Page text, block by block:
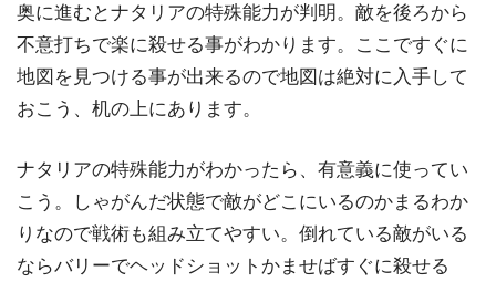
奥に進むとナタリアの特殊能力が判明。敵を後ろから
不意打ちで楽に殺せる事がわかります。ここですぐに
地図を見つける事が出来るので地図は絶対に入手して
おこう、机の上にあります。
ナタリアの特殊能力がわかったら、有意義に使ってい
こう。しゃがんだ状態で敵がどこにいるのかまるわか
りなので戦術も組み立てやすい。倒れている敵がいる
ならバリーでヘッドショットかませばすぐに殺せる